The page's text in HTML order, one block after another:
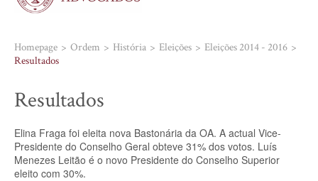
Homepage Ordem História Eleições
Eleições 2014 - 2016
Resultados
Resultados
Elina Fraga foi eleita nova Bastonária da OA. A actual Vice-
Presidente do Conselho Geral obteve 31% dos votos. Luís
Menezes Leitão é o novo Presidente do Conselho Superior
eleito com 30%.